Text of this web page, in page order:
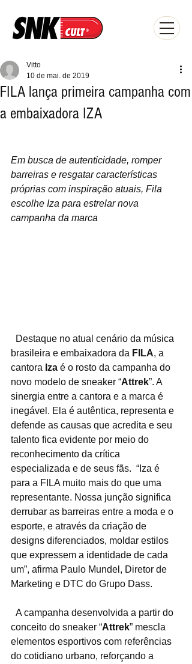
FILA lança primeira campanha com
a embaixadora IZA
Vitto
10 de mai. de 2019
Em busca de autenticidade, romper
barreiras e resgatar características
próprias com inspiração atuais, Fila
escolhe Iza para estrelar nova
campanha da marca
brasileira e embaixadora da FILA, a
cantora Iza é o rosto da campanha do
novo modelo de sneaker “Attrek”. A
sinergia entre a cantora e a marca é
inegável. Ela é autêntica, representa e
defende as causas que acredita e seu
talento fica evidente por meio do
reconhecimento da crítica
especializada e de seus fãs.  “Iza é
para a FILA muito mais do que uma
representante. Nossa junção significa
derrubar as barreiras entre a moda e o
esporte, e através da criação de
designs diferenciados, moldar estilos
que expressem a identidade de cada
um”, afirma Paulo Mundel, Diretor de
Marketing e DTC do Grupo Dass.
conceito do sneaker “Attrek” mescla
elementos esportivos com referências
do cotidiano urbano, reforçando a